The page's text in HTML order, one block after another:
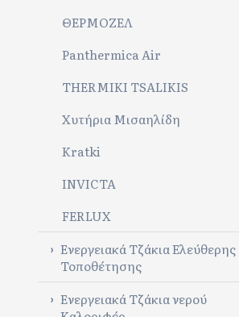
ΘΕΡΜΟΖΕΛ
Panthermica Air
THERMIKI TSALIKIS
Χυτήρια Μισαηλίδη
Kratki
INVICTA
FERLUX
Ενεργειακά Τζάκια Ελεύθερης
Τοποθέτησης
Ενεργειακά Τζάκια νερού